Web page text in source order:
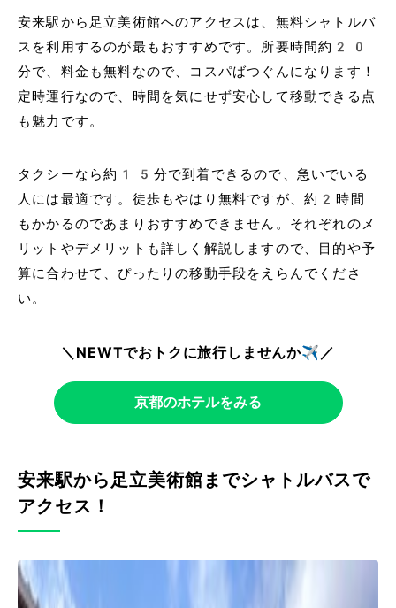
安来駅から足立美術館へのアクセスは、無料シャトルバ
スを利用するのが最もおすすめです。所要時間約20
分で、料金も無料なので、コスパばつぐんになります！
定時運行なので、時間を気にせず安心して移動できる点
も魅力です。
タクシーなら約15分で到着できるので、急いでいる
人には最適です。徒歩もやはり無料ですが、約2時間
もかかるのであまりおすすめできません。それぞれのメ
リットやデメリットも詳しく解説しますので、目的や予
算に合わせて、ぴったりの移動手段をえらんでくださ
い。
＼NEWTでおトクに旅行しませんか✈️／
京都のホテルをみる
安来駅から足立美術館までシャトルバスで
アクセス！